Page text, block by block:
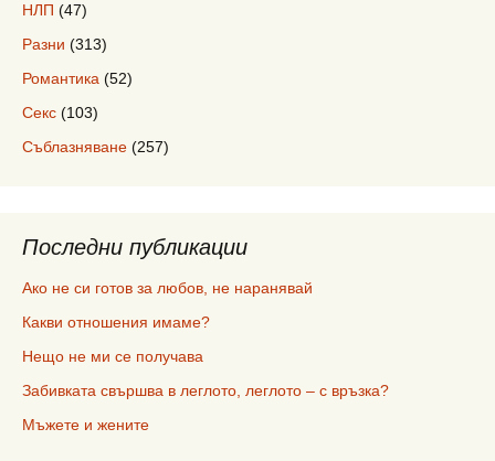
НЛП (47)
Разни (313)
Романтика (52)
Секс (103)
Съблазняване (257)
Последни публикации
Ако не си готов за любов, не наранявай
Какви отношения имаме?
Нещо не ми се получава
Забивката свършва в леглото, леглото – с връзка?
Мъжете и жените